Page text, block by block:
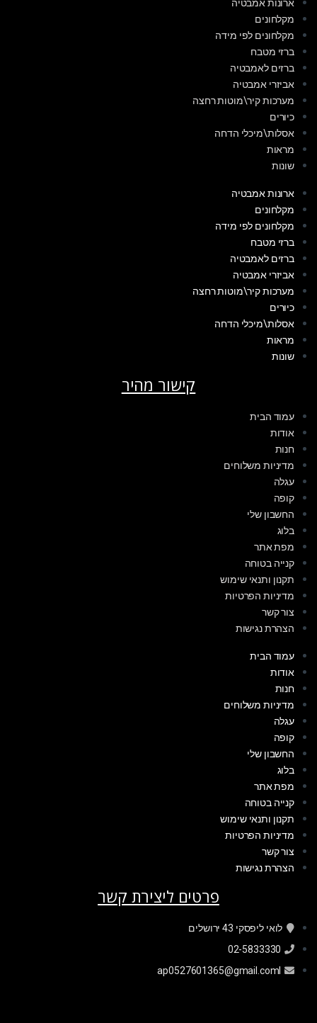
ארונות אמבטיה
מקלחונים
מקלחונים לפי מידה
ברזי מטבח
ברזים לאמבטיה
אביזרי אמבטיה
מערכות קיר\מוטות רחצה
כיורים
אסלות\מיכלי הדחה
מראות
שונות
ארונות אמבטיה
מקלחונים
מקלחונים לפי מידה
ברזי מטבח
ברזים לאמבטיה
אביזרי אמבטיה
מערכות קיר\מוטות רחצה
כיורים
אסלות\מיכלי הדחה
מראות
שונות
קישור מהיר
עמוד הבית
אודות
חנות
מדיניות משלוחים
עגלה
קופה
החשבון שלי
בלוג
מפת אתר
קנייה בטוחה
תקנון ותנאי שימוש
מדיניות הפרטיות
צור קשר
הצהרת נגישות
עמוד הבית
אודות
חנות
מדיניות משלוחים
עגלה
קופה
החשבון שלי
בלוג
מפת אתר
קנייה בטוחה
תקנון ותנאי שימוש
מדיניות הפרטיות
צור קשר
הצהרת נגישות
פרטים ליצירת קשר
לואי ליפסקי 43 ירושלים
02-5833330
ap0527601365@gmail.coml